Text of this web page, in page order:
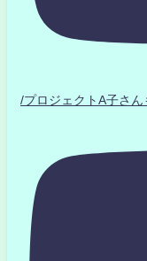
/プロジェクトA子さ